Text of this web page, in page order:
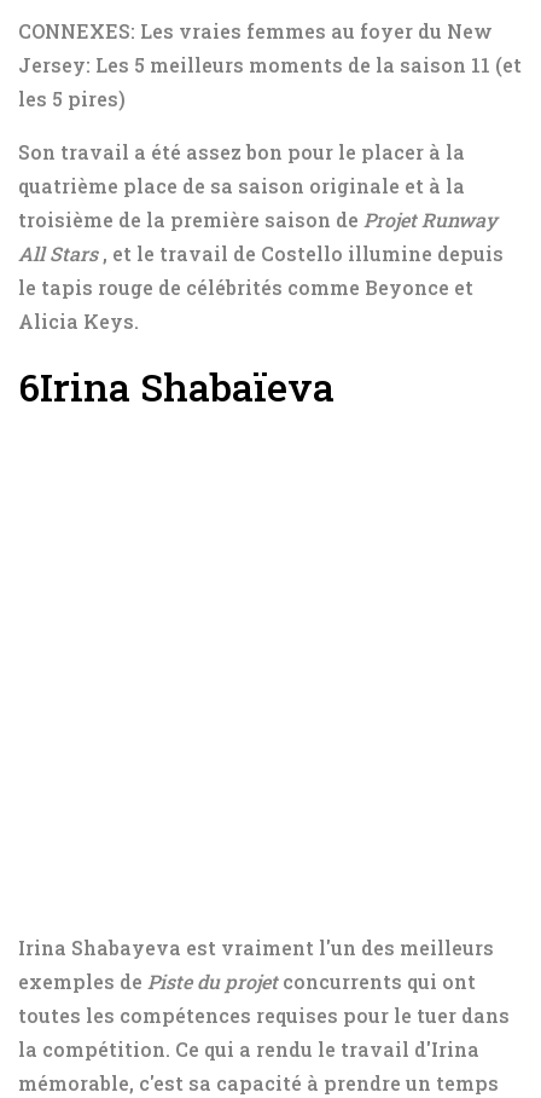
CONNEXES: Les vraies femmes au foyer du New
Jersey: Les 5 meilleurs moments de la saison 11 (et
les 5 pires)
Son travail a été assez bon pour le placer à la
quatrième place de sa saison originale et à la
troisième de la première saison de Projet Runway
All Stars, et le travail de Costello illumine depuis
le tapis rouge de célébrités comme Beyonce et
Alicia Keys.
6Irina Shabaïeva
Irina Shabayeva est vraiment l'un des meilleurs
exemples de Piste du projetconcurrents qui ont
toutes les compétences requises pour le tuer dans
la compétition. Ce qui a rendu le travail d'Irina
mémorable, c'est sa capacité à prendre un temps